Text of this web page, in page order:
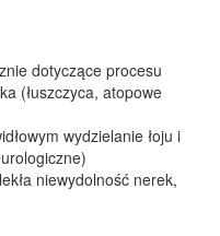
dotyczące procesu
(łuszczyca, atopowe
wydzielanie łoju i
niewydolność nerek,